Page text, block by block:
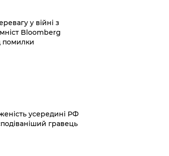
у війні з
Bloomberg
помилки
усередині РФ
гравець